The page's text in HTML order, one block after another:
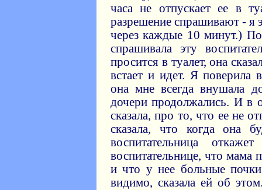
часа не отпускает ее в
разрешение спрашивают - я
через каждые 10 минут.)
спрашивала эту
просится в туалет, она
встает и идет. Я поверила
она мне всегда внушала
дочери продолжались. И в
сказала, про то, что ее не
сказала, что когда она
воспитательница
воспитательнице, что мама
и что у нее больные
видимо, сказала ей об